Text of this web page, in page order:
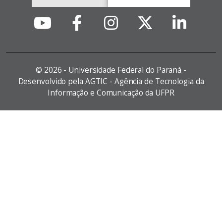
© 2026 - Universidade Federal do Paraná -
Desenvolvido pela AGTIC - Agência de Tecnologia da
Informação e Comunicação da UFPR